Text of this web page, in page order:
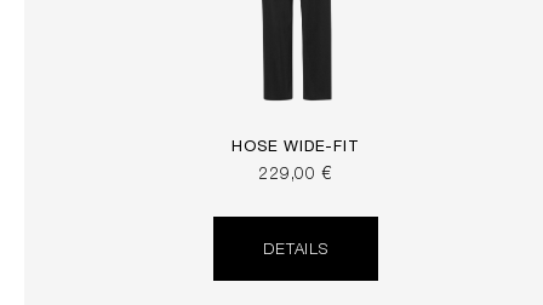
HOSE WIDE-FIT
229,00 €
DETAILS